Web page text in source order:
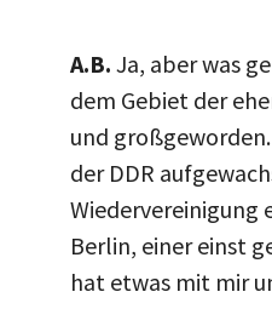
A.B. Ja, aber was
dem Gebiet der
und
der DDR
Wiedervereinigung
Berlin, einer einst
hat etwas mit mir